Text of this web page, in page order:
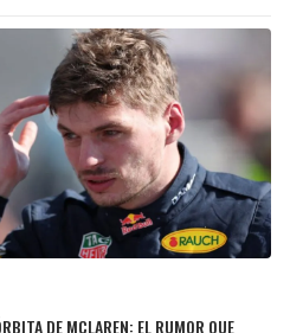
DE MCLAREN: EL RUMOR QUE